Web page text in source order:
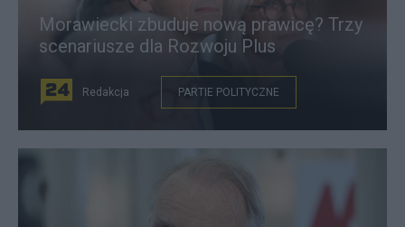
Morawiecki zbuduje nową prawicę? Trzy
scenariusze dla Rozwoju Plus
Redakcja PARTIE POLITYCZNE